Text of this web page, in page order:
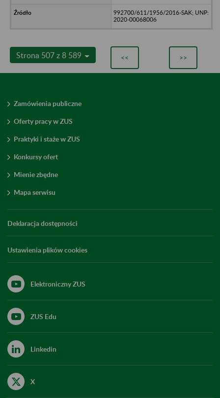
992700/611/1956/2016-SAK; UNP:
2020-00068006
Strona 507 z 8 589 << >>
Zamówienia publiczne
Oferty pracy w ZUS
Praktyki i staże w ZUS
Konkursy ofert
Mienie zbędne
Mapa serwisu
Deklaracja dostępności
Ustawienia plików cookies
Elektroniczny ZUS
ZUS Edu
Linkedin
X